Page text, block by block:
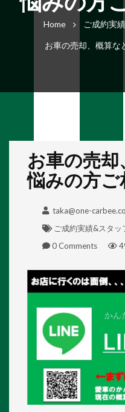
Home ご成約実
お車の売却、概算な
お車の売
悩みの方ご
taka@one-
ご成約実績&スタッ
0 Comments